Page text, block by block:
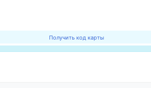
Получить код карты